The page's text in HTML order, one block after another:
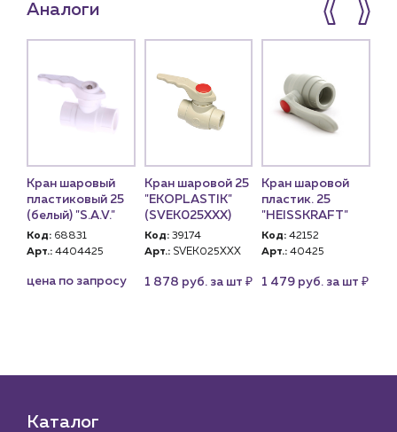
Аналоги
Кран шаровый
пластиковый 25
(белый) "S.A.V."
Код: 68831
Арт.: 4404425
цена по запросу
Кран шаровой 25
"EKOPLASTIK"
(SVEK025XXX)
Код: 39174
Арт.: SVEK025XXX
1 878 руб. за шт ₽
Кран шаровой
пластик. 25
"HEISSKRAFT"
Код: 42152
Арт.: 40425
1 479 руб. за шт₽
Каталог